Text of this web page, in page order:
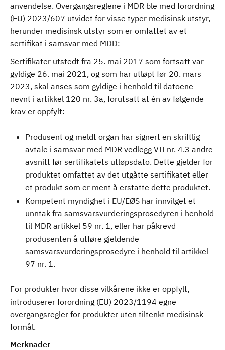
anvendelse. Overgangsreglene i MDR ble med forordning
(EU) 2023/607 utvidet for visse typer medisinsk utstyr,
herunder medisinsk utstyr som er omfattet av et
sertifikat i samsvar med MDD:
Sertifikater utstedt fra 25. mai 2017 som fortsatt var
gyldige 26. mai 2021, og som har utløpt før 20. mars
2023, skal anses som gyldige i henhold til datoene
nevnt i artikkel 120 nr. 3a, forutsatt at én av følgende
krav er oppfylt:
Produsent og meldt organ har signert en skriftlig
avtale i samsvar med MDR vedlegg VII nr. 4.3 andre
avsnitt før sertifikatets utløpsdato. Dette gjelder for
produktet omfattet av det utgåtte sertifikatet eller
et produkt som er ment å erstatte dette produktet.
Kompetent myndighet i EU/EØS har innvilget et
unntak fra samsvarsvurderingsprosedyren i henhold
til MDR artikkel 59 nr. 1, eller har påkrevd
produsenten å utføre gjeldende
samsvarsvurderingsprosedyre i henhold til artikkel
97 nr. 1.
For produkter hvor disse vilkårene ikke er oppfylt,
introduserer forordning (EU) 2023/1194 egne
overgangsregler for produkter uten tiltenkt medisinsk
formål.
Merknader